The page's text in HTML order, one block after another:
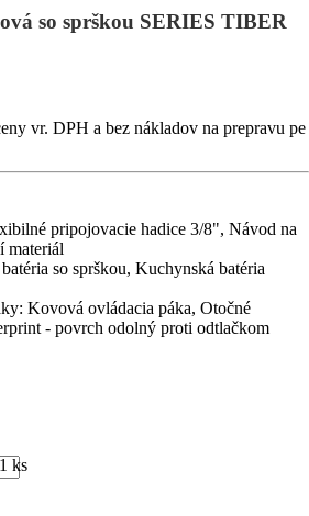
so sprškou SERIES TIBER
vr. DPH a bez nákladov na prepravu pe
pripojovacie hadice 3/8", Návod na
materiál
so sprškou, Kuchynská batéria
: Kovová ovládacia páka, Otočné
- povrch odolný proti odtlačkom
1 ks